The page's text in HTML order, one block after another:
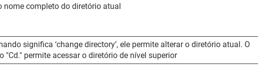
nome completo do diretório atual
significa ‘change directory’, ele permite alterar o diretório atual. O
"Cd." permite acessar o diretório de nível superior